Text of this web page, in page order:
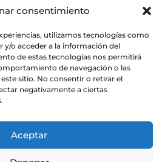
consentimiento
utilizamos tecnologías como
y/o acceder a la información del
de estas tecnologías nos permitirá
de navegación o las
sitio. No consentir o retirar el
negativamente a ciertas
Aceptar
radiativo.